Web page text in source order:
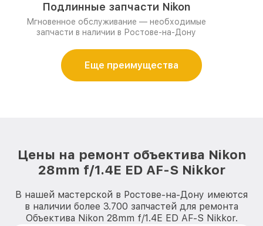
Подлинные запчасти Nikon
Мгновенное обслуживание — необходимые
запчасти в наличии в Ростове-на-Дону
Еще преимущества
Цены на ремонт объектива Nikon
28mm f/1.4E ED AF-S Nikkor
В нашей мастерской в Ростове-на-Дону имеются
в наличии более 3.700 запчастей для ремонта
Объектива Nikon 28mm f/1.4E ED AF-S Nikkor.